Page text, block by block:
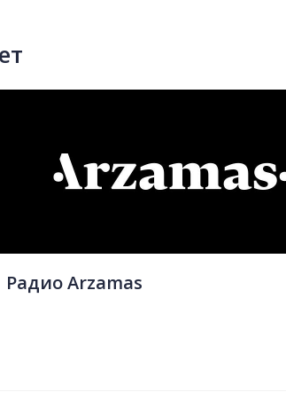
Радио Arzamas